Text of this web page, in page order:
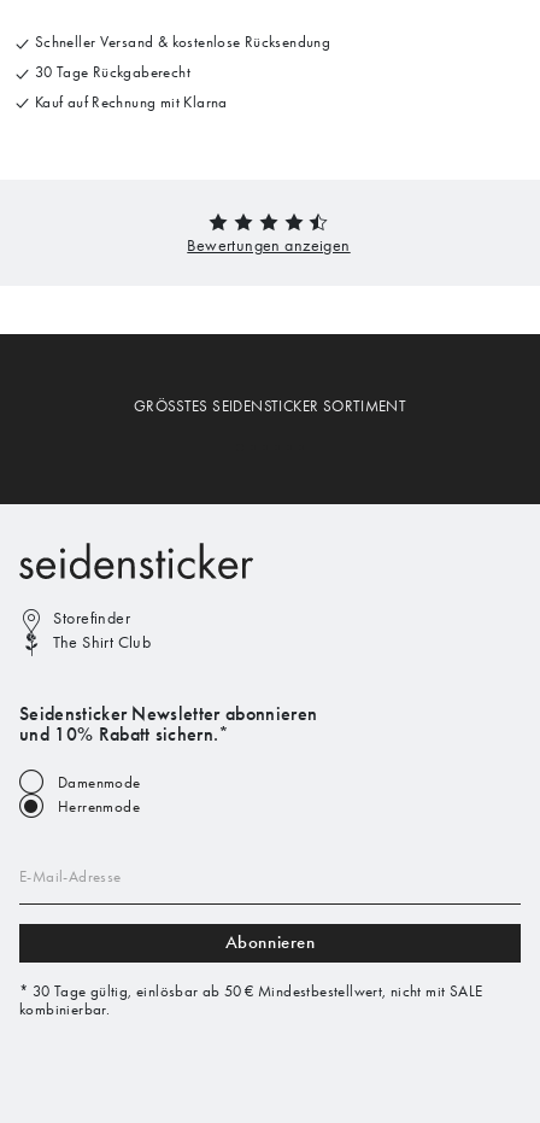
Schneller Versand & kostenlose Rücksendung
30 Tage Rückgaberecht
Kauf auf Rechnung mit Klarna
GRÖSSTES SEIDENSTICKER SORTIMENT
Storefinder
The Shirt Club
Seidensticker Newsletter abonnieren
und 10% Rabatt sichern.*
Damenmode
Herrenmode
E-Mail-Adresse
Abonnieren
* 30 Tage gültig, einlösbar ab 50 € Mindestbestellwert, nicht mit SALE
kombinierbar.